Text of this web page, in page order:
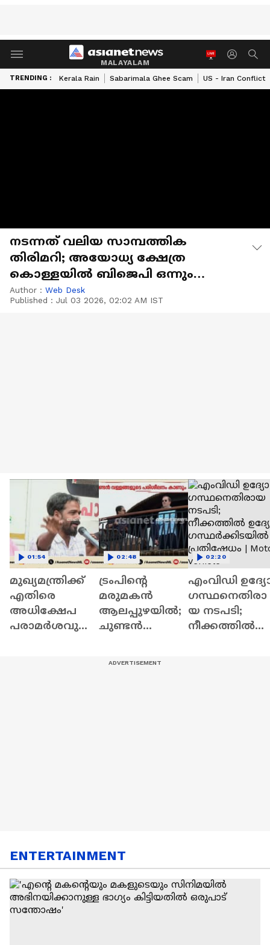
MALAYALAM
TRENDING : Kerala Rain Sabarimala Ghee Scam US - Iran Conflict
നടന്നത് വലിയ സാമ്പത്തിക
തിരിമറി; അയോധ്യ ക്ഷേത്ര
കൊള്ളയിൽ ബിജെപി ഒന്നും
മിണ്ടുന്നില്ലെന്ന് കെ സി
Author : Web Desk
Published : Jul 03 2026, 02:02 AM IST
മുഖ്യമന്ത്രിക്ക്
എതിരെ
അധിക്ഷേപ
പരാമര്‍ശവുമാ
01:54
ട്രംപിൻ്റെ
മരുമകൻ
ആലപ്പുഴയിൽ;
ചുണ്ടൻ
02:48
എംവിഡി
ഗസ്ഥനെതിരാ
യ നടപടി;
നീക്കത്തിൽ
02:20
ENTERTAINMENT